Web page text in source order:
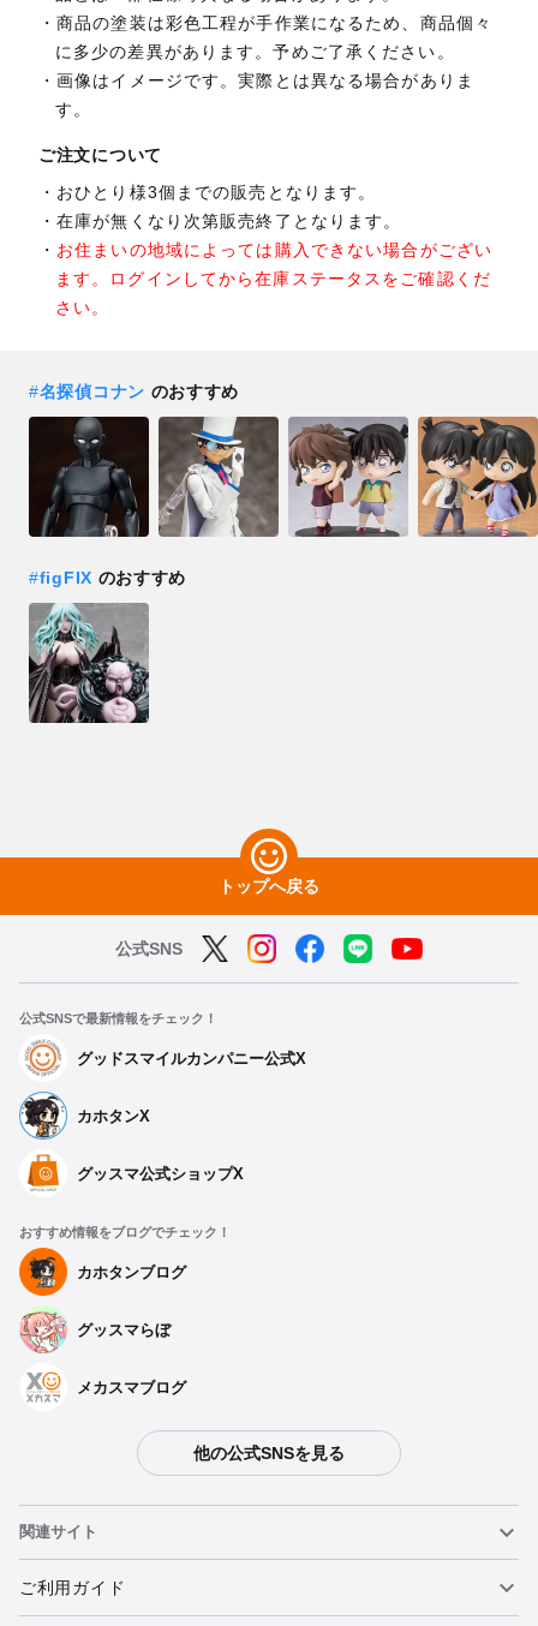
商品の塗装は彩色工程が手作業になるため、商品個々
に多少の差異があります。予めご了承ください。
画像はイメージです。実際とは異なる場合がありま
す。
ご注文について
おひとり様3個までの販売となります。
在庫が無くなり次第販売終了となります。
お住まいの地域によっては購入できない場合がござい
ます。ログインしてから在庫ステータスをご確認くだ
さい。
#名探偵コナン のおすすめ
#figFIX のおすすめ
トップへ戻る
公式SNS
公式SNSで最新情報をチェック！
グッドスマイルカンパニー公式X
カホタンX
グッスマ公式ショップX
おすすめ情報をブログでチェック！
カホタンブログ
グッスマらぼ
メカスマブログ
他の公式SNSを見る
関連サイト
ねんどろいど
ご利用ガイド